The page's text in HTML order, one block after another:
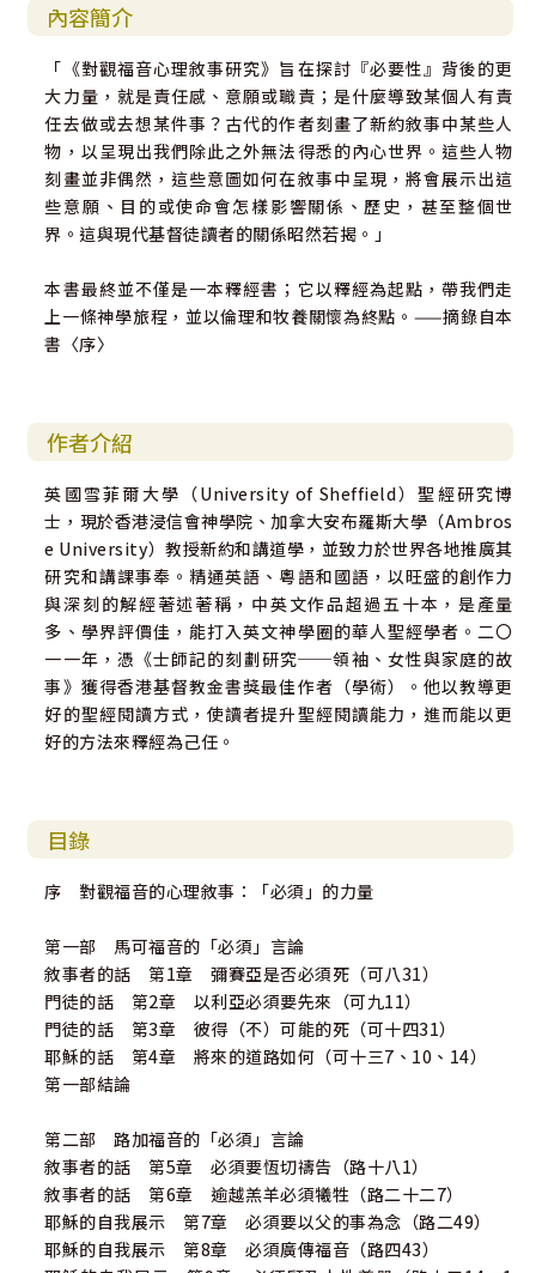
內容簡介
「《對觀福音心理敘事研究》旨在探討『必要性』背後的更
大力量，就是責任感、意願或職責；是什麼導致某個人有責
任去做或去想某件事？古代的作者刻畫了新約敘事中某些人
物，以呈現出我們除此之外無法得悉的內心世界。這些人物
刻畫並非偶然，這些意圖如何在敘事中呈現，將會展示出這
些意願、目的或使命會怎樣影響關係、歷史，甚至整個世
界。這與現代基督徒讀者的關係昭然若揭。」
本書最終並不僅是一本釋經書；它以釋經為起點，帶我們走
上一條神學旅程，並以倫理和牧養關懷為終點。——摘錄自本
書〈序〉
作者介紹
英國雪菲爾大學（University of Sheffield）聖經研究博
士，現於香港浸信會神學院、加拿大安布羅斯大學（Ambros
e University）教授新約和講道學，並致力於世界各地推廣其
研究和講課事奉。精通英語、粵語和國語，以旺盛的創作力
與深刻的解經著述著稱，中英文作品超過五十本，是產量
多、學界評價佳，能打入英文神學圈的華人聖經學者。二〇
一一年，憑《士師記的刻劃研究──領袖、女性與家庭的故
事》獲得香港基督教金書獎最佳作者（學術）。他以教導更
好的聖經閱讀方式，使讀者提升聖經閱讀能力，進而能以更
好的方法來釋經為己任。
目錄
序 對觀福音的心理敘事：「必須」的力量
第一部 馬可福音的「必須」言論
敘事者的話 第1章 彌賽亞是否必須死（可八31）
門徒的話 第2章 以利亞必須要先來（可九11）
門徒的話 第3章 彼得（不）可能的死（可十四31）
耶穌的話 第4章 將來的道路如何（可十三7、10、14）
第一部結論
第二部 路加福音的「必須」言論
敘事者的話 第5章 必須要恆切禱告（路十八1）
敘事者的話 第6章 逾越羔羊必須犧牲（路二十二7）
耶穌的自我展示 第7章 必須要以父的事為念（路二49）
耶穌的自我展示 第8章 必須廣傳福音（路四43）